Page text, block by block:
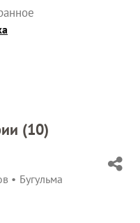
(10)
Бугульма